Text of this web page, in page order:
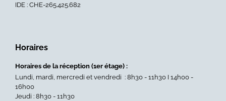
IDE : CHE-265.425.682
Horaires
Horaires de la réception (1er étage) :
Lundi, mardi, mercredi et vendredi : 8h30 - 11h30 I 14h00 -
16h00
Jeudi : 8h30 - 11h30